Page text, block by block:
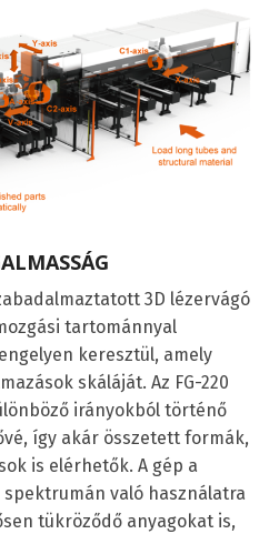
3D lézervágó
tartománnyal
keresztül, amely
skáláját. Az FG-220
irányokból történő
így akár összetett formák,
is elérhetők. A gép a
való használatra
tükröződő anyagokat is,